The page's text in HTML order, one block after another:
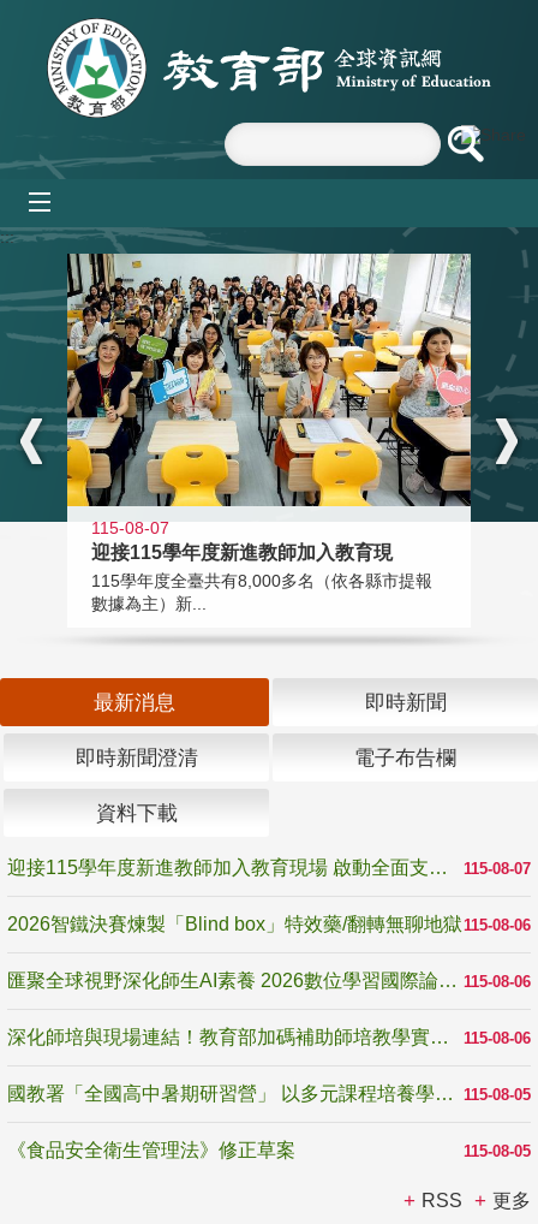
跳到主要內容區塊
:::
115-08-07
迎接115學年度新進教師加入教育現
115學年度全臺共有8,000多名（依各縣市提報
數據為主）新...
最新消息 即時新聞
即時新聞澄清 電子布告欄
資料下載
115-08-07
迎接115學年度新進教師加入教育現場 啟動全面支持陪伴
115-08-06
2026智鐵決賽煉製「Blind box」特效藥/翻轉無聊地獄
115-08-06
匯聚全球視野深化師生AI素養 2026數位學習國際論壇高雄登場
115-08-06
深化師培與現場連結！教育部加碼補助師培教學實踐研究 10月師培國際研討會交流教學實踐經驗
115-08-05
國教署「全國高中暑期研習營」 以多元課程培養學生瞭解誠信專業與倫理價值
115-08-05
《食品安全衛生管理法》修正草案
RSS 更多